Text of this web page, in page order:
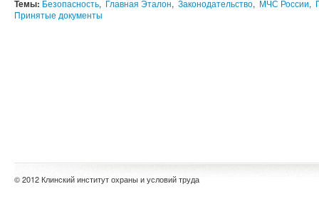
Темы: Безопасность, Главная Эталон, Законодательство, МЧС России,
Принятые документы
© 2012 Клинский институт охраны и условий труда